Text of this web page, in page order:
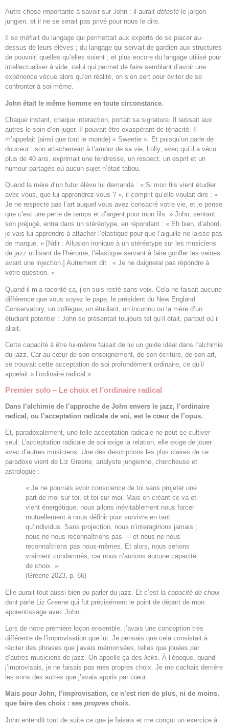
Autre chose importante à savoir sur John : il aurait détesté le jargon
jungien, et il ne se serait pas privé pour nous le dire.
Il se méfiait du langage qui permettait aux experts de se placer au-
dessus de leurs élèves ; du langage qui servait de gardien aux structures
de pouvoir, quelles qu’elles soient ; et plus encore du langage utilisé pour
intellectualiser à vide, celui qui permet de faire semblant d’avoir une
expérience vécue alors qu’en réalité, on s’en sert pour éviter de se
confronter à soi-même.
John était le même homme en toute circonstance.
Chaque instant, chaque interaction, portait sa signature. Il laissait aux
autres le soin d’en juger. Il pouvait être exaspérant de ténacité. Il
m’appelait (ainsi que tout le monde) « Sweetie ». Et puisqu’on parle de
douceur : son attachement à l’amour de sa vie, Lolly, avec qui il a vécu
plus de 40 ans, exprimait une tendresse, un respect, un esprit et un
humour partagés où aucun sujet n’était tabou.
Quand la mère d’un futur élève lui demanda : « Si mon fils vient étudier
avec vous, que lui apprendrez-vous ? », il comprit qu’elle voulait dire : «
Je ne respecte pas l’art auquel vous avez consacré votre vie, et je pense
que c’est une perte de temps et d’argent pour mon fils. » John, sentant
son préjugé, entra dans un stéréotype, en répondant : « Eh bien, d’abord,
je vais lui apprendre à attacher l’élastique pour que l’aiguille ne laisse pas
de marque. » [Ndlr : Allusion ironique à un stéréotype sur les musiciens
de jazz utilisant de l’héroïne, l’élastique servant à faire gonfler les veines
avant une injection.] Autrement dit : « Je ne daignerai pas répondre à
votre question. »
Quand il m’a raconté ça, j’en suis resté sans voix. Cela ne faisait aucune
différence que vous soyez le pape, le président du New England
Conservatory, un collègue, un étudiant, un inconnu ou la mère d’un
étudiant potentiel : John se présentait toujours tel qu’il était, partout où il
allait.
Cette capacité à être lui-même faisait de lui un guide idéal dans l’alchimie
du jazz. Car au cœur de son enseignement, de son écriture, de son art,
se trouvait cette acceptation de soi profondément ordinaire, ce qu’il
appelait « l’ordinaire radical ».
Premier solo – Le choix et l’ordinaire radical
Dans l’alchimie de l’approche de John envers le jazz, l’ordinaire
radical, ou l’acceptation radicale de soi, est le cœur de l’opus.
Et, paradoxalement, une telle acceptation radicale ne peut se cultiver
seul. L’acceptation radicale de soi exige la relation, elle exige de jouer
avec d’autres musiciens. Une des descriptions les plus claires de ce
paradoxe vient de Liz Greene, analyste jungienne, chercheuse et
astrologue :
« Je ne pourrais avoir conscience de toi sans projeter une
part de moi sur toi, et toi sur moi. Mais en créant ce va-et-
vient énergétique, nous allons inévitablement nous forcer
mutuellement à nous définir pour survivre en tant
qu’individus. Sans projection, nous n’interagirions jamais ;
nous ne nous reconnaîtrions pas — et nous ne nous
reconnaîtrions pas nous-mêmes. Et alors, nous serions
vraiment condamnés, car nous n’aurions aucune capacité
de choix. »
(Greene 2023, p. 66)
Elle aurait tout aussi bien pu parler du jazz. Et c’est la capacité de choix
dont parle Liz Greene qui fut précisément le point de départ de mon
apprentissage avec John.
Lors de notre première leçon ensemble, j’avais une conception très
différente de l’improvisation que lui. Je pensais que cela consistait à
réciter des phrases que j’avais mémorisées, telles que jouées par
d’autres musiciens de jazz. On appelle ça des licks . À l’époque, quand
j’improvisais, je ne faisais pas mes propres choix. Je me cachais derrière
les sons des autres que j’avais appris par cœur.
Mais pour John, l’improvisation, ce n’est rien de plus, ni de moins,
que faire des choix : ses propres choix.
John entendit tout de suite ce que je faisais et me conçut un exercice à